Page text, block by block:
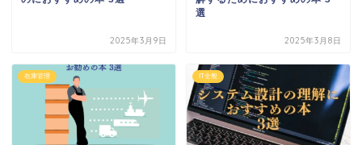
2025年3月9日
選
2025年3月8日
在庫管理 IT全般